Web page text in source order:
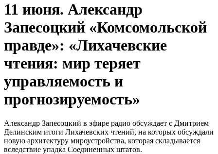
11 июня. Александр
Запесоцкий «Комсомольской
правде»: «Лихачевские
чтения: мир теряет
управляемость и
прогнозируемость»
Александр Запесоцкий в эфире радио обсуждает с Дмитрием
Делинским итоги Лихачевских чтений, на которых обсуждали
новую архитектуру мироустройства, которая складывается
вследствие упадка Соединенных штатов.